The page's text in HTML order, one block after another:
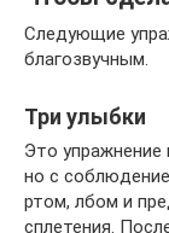
Следующие
благозвучным.
Три улыбки
Это
но с
ртом, лбом и
сплетения.